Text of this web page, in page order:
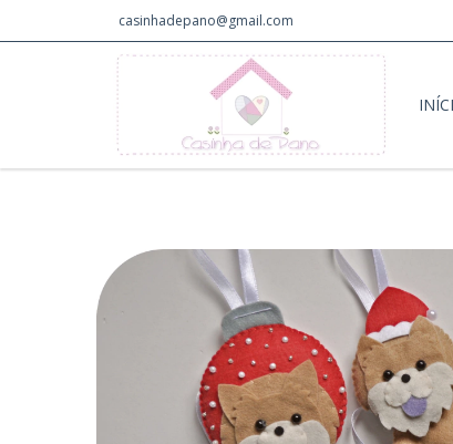
casinhadepano@gmail.com